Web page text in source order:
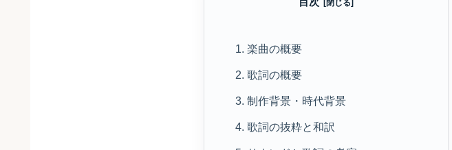
1. 楽曲の概要
2. 歌詞の概要
3. 制作背景・時代背景
4. 歌詞の抜粋と和訳